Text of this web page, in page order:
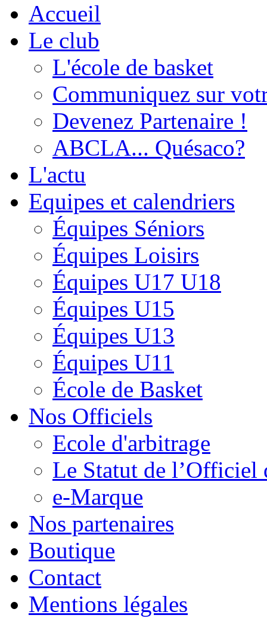
Accueil
Le club
L'école de basket
Communiquez sur
Devenez Partenaire !
ABCLA... Quésaco?
L'actu
Equipes et calendriers
Équipes Séniors
Équipes Loisirs
Équipes U17 U18
Équipes U15
Équipes U13
Équipes U11
École de Basket
Nos Officiels
Ecole d'arbitrage
Le Statut de l’Officiel
e-Marque
Nos partenaires
Boutique
Contact
Mentions légales